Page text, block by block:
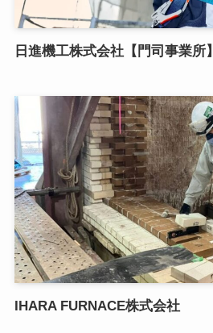
日進機工株式会社【門司事業所】
IHARA FURNACE株式会社